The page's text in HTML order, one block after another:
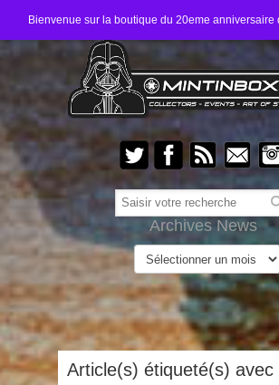
Bienvenue sur la boutique du 20eme anniversaire
Archives News
Article(s) étiqueté(s) avec